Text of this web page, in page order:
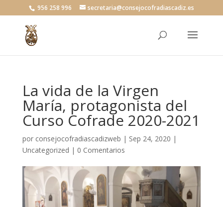
956 258 996 secretaria@consejocofradiascadiz.es
La vida de la Virgen
María, protagonista del
Curso Cofrade 2020-2021
por consejocofradiascadizweb | Sep 24, 2020 |
Uncategorized | 0 Comentarios